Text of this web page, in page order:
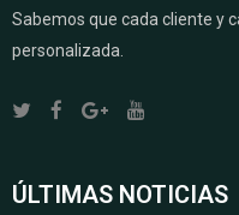
Sabemos que cada cliente y
personalizada.
ÚLTIMAS NOTICIAS